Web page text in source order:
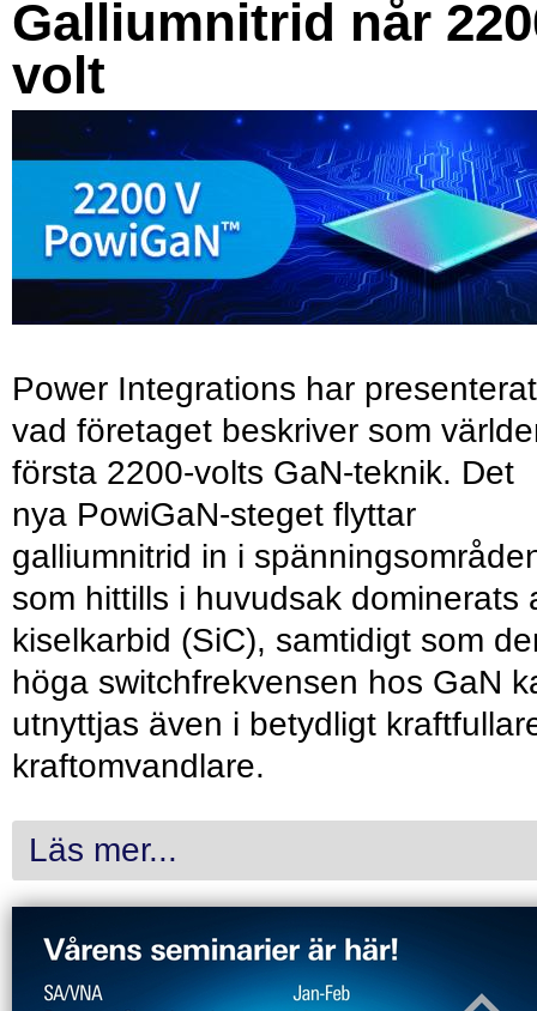
Galliumnitrid når
volt
Power Integrations har presenterat
vad företaget beskriver som
första 2200-volts GaN-teknik. Det
nya PowiGaN-steget flyttar
galliumnitrid in i
som hittills i huvudsak dominerats
kiselkarbid (SiC), samtidigt som
höga switchfrekvensen hos GaN
utnyttjas även i betydligt
kraftomvandlare.
Läs mer...